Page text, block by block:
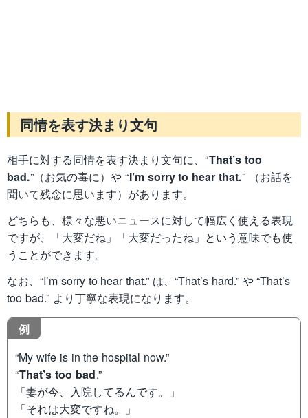
同情を表す決まり文句
相手に対する同情を表す決まり文句に、“That’s too
bad.”（お気の毒に）や “I’m sorry to hear that.” （お話を
聞いて残念に思います）があります。
どちらも、様々な悪いニュースに対して幅広く使える表現
ですが、「大変だね」「大変だったね」という意味でも使
うことができます。
なお、“I’m sorry to hear that.” は、“That’s hard.” や “That’s
too bad.” より丁寧な表現になります。
例
“My wife is in the hospital now.”
“That’s too bad.”
「妻が今、入院してるんです。」
「それは大変ですね。」